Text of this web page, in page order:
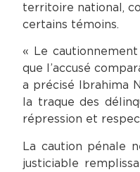
territoire national,
certains témoins.
« Le
que l’accusé
a précisé Ibrahima
la traque des
répression et
La caution pénale
justiciable